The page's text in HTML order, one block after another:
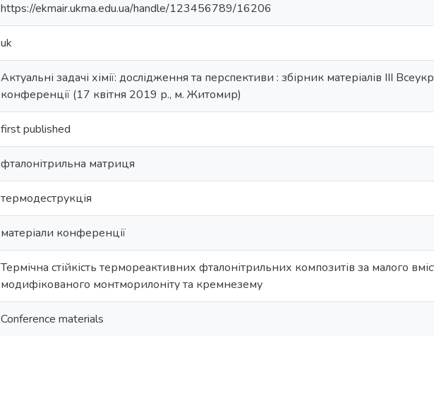
https://ekmair.ukma.edu.ua/handle/123456789/16206
uk
Актуальні задачі хімії: дослідження та перспективи : збірник матеріалів ІІІ
конференції (17 квітня 2019 р., м. Житомир)
first published
фталонітрильна матриця
термодеструкція
матеріали конференції
Термічна стійкість термореактивних фталонітрильних композитів за малого
модифікованого монтморилоніту та кремнезему
Conference materials